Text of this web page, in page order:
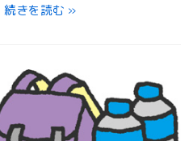
続きを読む »